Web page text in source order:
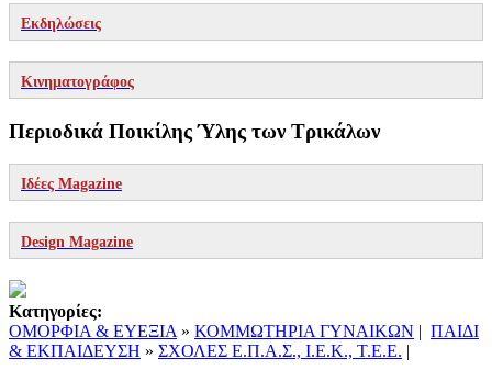
Εκδηλώσεις
Κινηματογράφος
Περιοδικά Ποικίλης Ύλης των Τρικάλων
Ιδέες Magazine
Design Magazine
Κατηγορίες:
ΟΜΟΡΦΙΑ & ΕΥΕΞΙΑ » ΚΟΜΜΩΤΗΡΙΑ ΓΥΝΑΙΚΩΝ | ΠΑΙΔΙ
& ΕΚΠΑΙΔΕΥΣΗ » ΣΧΟΛΕΣ Ε.Π.Α.Σ., Ι.Ε.Κ., Τ.Ε.Ε. |